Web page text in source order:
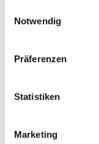
Notwendig
Präferenzen
Statistiken
Marketing
Dies